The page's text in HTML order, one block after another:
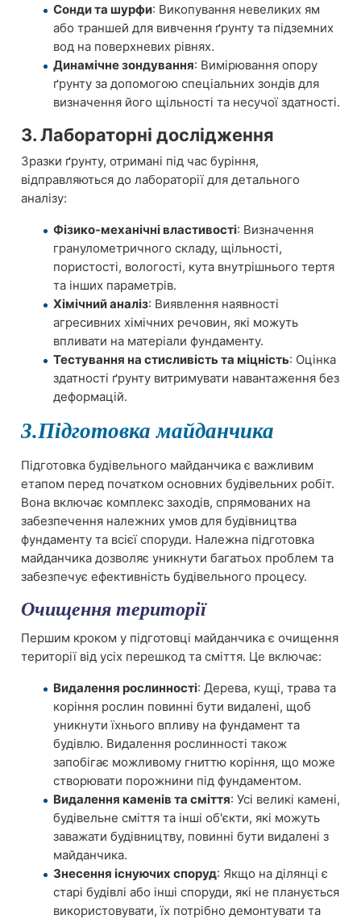
Сонди та шурфи: Викопування невеликих ям
або траншей для вивчення ґрунту та підземних
вод на поверхневих рівнях.
Динамічне зондування: Вимірювання опору
ґрунту за допомогою спеціальних зондів для
визначення його щільності та несучої здатності.
3. Лабораторні дослідження
Зразки ґрунту, отримані під час буріння,
відправляються до лабораторії для детального
аналізу:
Фізико-механічні властивості: Визначення
гранулометричного складу, щільності,
пористості, вологості, кута внутрішнього тертя
та інших параметрів.
Хімічний аналіз: Виявлення наявності
агресивних хімічних речовин, які можуть
впливати на матеріали фундаменту.
Тестування на стисливість та міцність: Оцінка
здатності ґрунту витримувати навантаження без
деформацій.
3.Підготовка майданчика
Підготовка будівельного майданчика є важливим
етапом перед початком основних будівельних робіт.
Вона включає комплекс заходів, спрямованих на
забезпечення належних умов для будівництва
фундаменту та всієї споруди. Належна підготовка
майданчика дозволяє уникнути багатьох проблем та
забезпечує ефективність будівельного процесу.
Очищення території
Першим кроком у підготовці майданчика є очищення
території від усіх перешкод та сміття. Це включає:
Видалення рослинності: Дерева, кущі, трава та
коріння рослин повинні бути видалені, щоб
уникнути їхнього впливу на фундамент та
будівлю. Видалення рослинності також
запобігає можливому гниттю коріння, що може
створювати порожнини під фундаментом.
Видалення каменів та сміття: Усі великі камені,
будівельне сміття та інші об'єкти, які можуть
заважати будівництву, повинні бути видалені з
майданчика.
Знесення існуючих споруд: Якщо на ділянці є
старі будівлі або інші споруди, які не планується
використовувати, їх потрібно демонтувати та